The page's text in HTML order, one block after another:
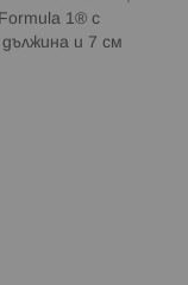
1® с
и 7 см